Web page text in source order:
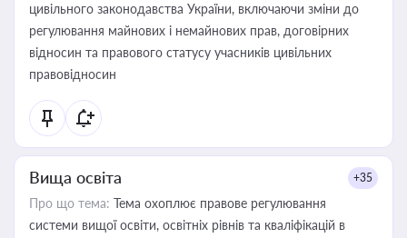
цивільного законодавства України, включаючи зміни до
регулювання майнових і немайнових прав, договірних
відносин та правового статусу учасників цивільних
правовідносин
Вища освіта +35
Про що тема: Тема охоплює правове регулювання
системи вищої освіти, освітніх рівнів та кваліфікацій в